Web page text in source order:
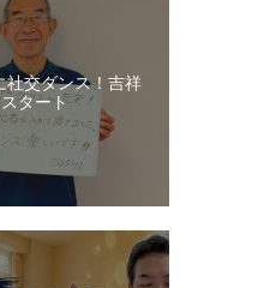
社交ダンス！吉祥
タート